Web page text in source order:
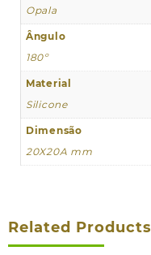
Opala
Ângulo
180º
Material
Silicone
Dimensão
20X20A mm
Related Products